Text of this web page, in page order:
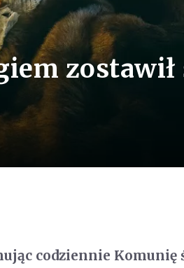
zostawił
codziennie Komunię